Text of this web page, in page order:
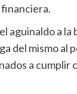
aguinaldo a
del mismo al
a